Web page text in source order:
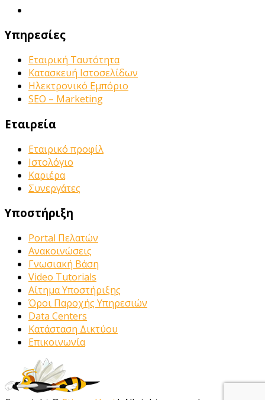
Υπηρεσίες
Εταιρική Ταυτότητα
Κατασκευή Ιστοσελίδων
Ηλεκτρονικό Εμπόριο
SEO – Marketing
Εταιρεία
Εταιρικό προφίλ
Ιστολόγιο
Καριέρα
Συνεργάτες
Υποστήριξη
Portal Πελατών
Ανακοινώσεις
Γνωσιακή Βάση
Video Tutorials
Αίτημα Υποστήριξης
Όροι Παροχής Υπηρεσιών
Data Centers
Κατάσταση Δικτύου
Επικοινωνία